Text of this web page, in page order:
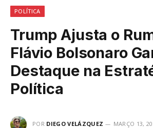
POLÍTICA
Trump Ajusta o
Flávio Bolsonaro
Destaque na
Política
POR DIEGO VELÁZQUEZ MARÇO 13,